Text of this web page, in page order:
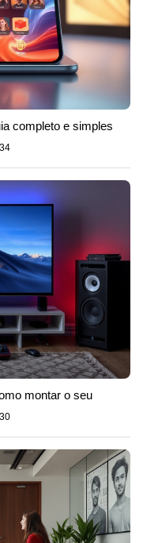
completo e simples
montar o seu